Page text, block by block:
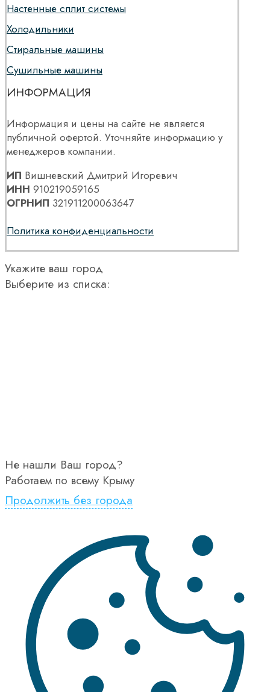
Настенные сплит системы
Холодильники
Стиральные машины
Сушильные машины
ИНФОРМАЦИЯ
Информация и цены на сайте не является
публичной офертой. Уточняйте информацию у
менеджеров компании.
ИП Вишневский Дмитрий Игоревич
ИНН 910219059165
ОГРНИП 321911200063647
Политика конфиденциальности
Укажите ваш город
Выберите из списка:
Не нашли Ваш город?
Работаем по всему Крыму
Продолжить без города